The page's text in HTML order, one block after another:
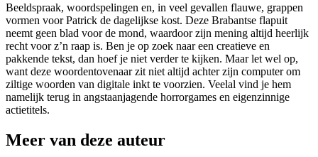
Beeldspraak, woordspelingen en, in veel gevallen flauwe, grappen
vormen voor Patrick de dagelijkse kost. Deze Brabantse flapuit
neemt geen blad voor de mond, waardoor zijn mening altijd heerlijk
recht voor z’n raap is. Ben je op zoek naar een creatieve en
pakkende tekst, dan hoef je niet verder te kijken. Maar let wel op,
want deze woordentovenaar zit niet altijd achter zijn computer om
ziltige woorden van digitale inkt te voorzien. Veelal vind je hem
namelijk terug in angstaanjagende horrorgames en eigenzinnige
actietitels.
Meer van deze auteur